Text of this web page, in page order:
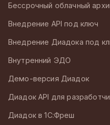
Бессрочный облачный
Внедрение API под ключ
Внедрение Диадока под
Внутренний ЭДО
Демо-версия Диадок
Диадок API для
Диадок в 1С:Фреш